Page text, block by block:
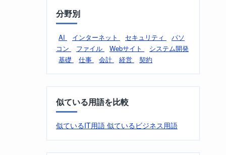
分野別
AI インターネット セキュリティ
パソ
コン
ファイル Webサイト
システム開発
基礎
仕事 会計 経営 契約
似ている用語を比較
似ているIT用語 似ているビジネス用語